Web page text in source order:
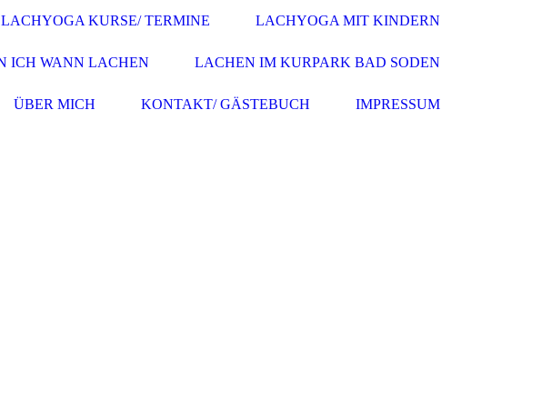
LACHYOGA KURSE/ TERMINE LACHYOGA MIT KINDERN
ICH WANN LACHEN LACHEN IM KURPARK BAD SODEN
ÜBER MICH KONTAKT/ GÄSTEBUCH IMPRESSUM